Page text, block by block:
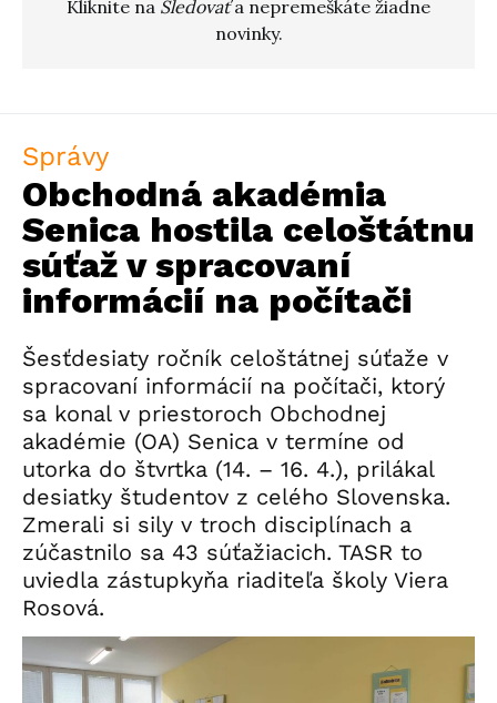
Kliknite na Sledovaťa nepremeškáte žiadne
novinky.
Správy
Obchodná akadémia
Senica hostila celoštátnu
súťaž v spracovaní
informácií na počítači
Šesťdesiaty ročník celoštátnej súťaže v
spracovaní informácií na počítači, ktorý
sa konal v priestoroch Obchodnej
akadémie (OA) Senica v termíne od
utorka do štvrtka (14. – 16. 4.), prilákal
desiatky študentov z celého Slovenska.
Zmerali si sily v troch disciplínach a
zúčastnilo sa 43 súťažiacich. TASR to
uviedla zástupkyňa riaditeľa školy Viera
Rosová.